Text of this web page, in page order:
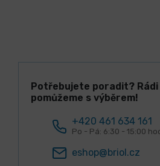
Potřebujete poradit? Rádi
pomůžeme s výběrem!
+420 461 634 161
Po - Pá: 6:30 - 15:00
eshop@briol.cz